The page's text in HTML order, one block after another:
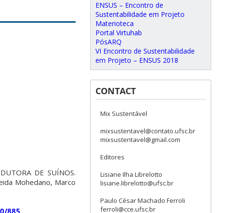
DE SUÍNOS.
Mohedano, Marco
ENSUS – Encontro de
Sustentabilidade em Projeto
Materioteca
Portal Virtuhab
PósARQ
VI Encontro de Sustentabilidade
em Projeto – ENSUS 2018
CONTACT
Mix Sustentável
mixsustentavel@contato.ufsc.br
mixsustentavel@gmail.com
Editores
Lisiane Ilha Librelotto
lisiane.librelotto@ufsc.br
Paulo César Machado Ferroli
ferroli@cce.ufsc.br